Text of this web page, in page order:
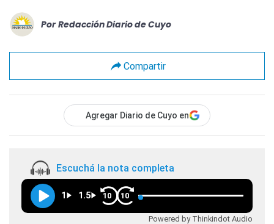
Por Redacción Diario de Cuyo
Compartir
Agregar Diario de Cuyo en
Escuchá la nota completa
1 1.5 10 10
Powered by Thinkindot Audio